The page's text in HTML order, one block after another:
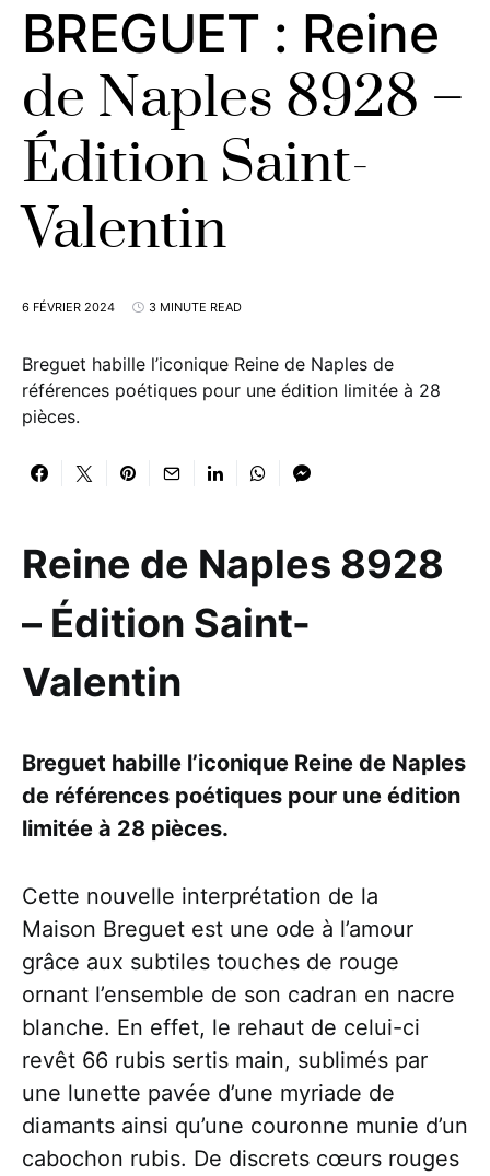
BREGUET : Reine
de Naples 8928 –
Édition Saint-
Valentin
6 FÉVRIER 2024 3 MINUTE READ
Breguet habille l’iconique Reine de Naples de
références poétiques pour une édition limitée à 28
pièces.
Reine de Naples 8928
– Édition Saint-
Valentin
Breguet habille l’iconique Reine de Naples
de références poétiques pour une édition
limitée à 28 pièces.
Cette nouvelle interprétation de la
Maison Breguet est une ode à l’amour
grâce aux subtiles touches de rouge
ornant l’ensemble de son cadran en nacre
blanche. En effet, le rehaut de celui-ci
revêt 66 rubis sertis main, sublimés par
une lunette pavée d’une myriade de
diamants ainsi qu’une couronne munie d’un
cabochon rubis. De discrets cœurs rouges